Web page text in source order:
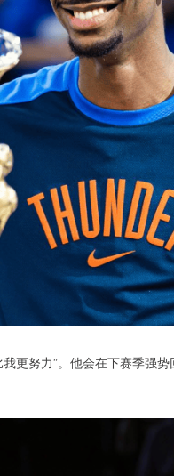
更努力”。他会在下赛季强